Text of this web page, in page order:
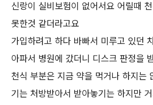
신랑이 실비보험이 없어서요 어릴때
못한것 같더라고요
가입하려고 하다 바빠서 미루고 있던
아파서 병원에 갔더니 디스크 판정을
천식 부분은 지금 약을 먹거나 하지는
기는 처방받아서 받아놓기는 하지만